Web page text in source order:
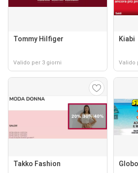
Tommy Hilfiger
Valido per 3 giorni
Kiabi
Valido
Takko Fashion